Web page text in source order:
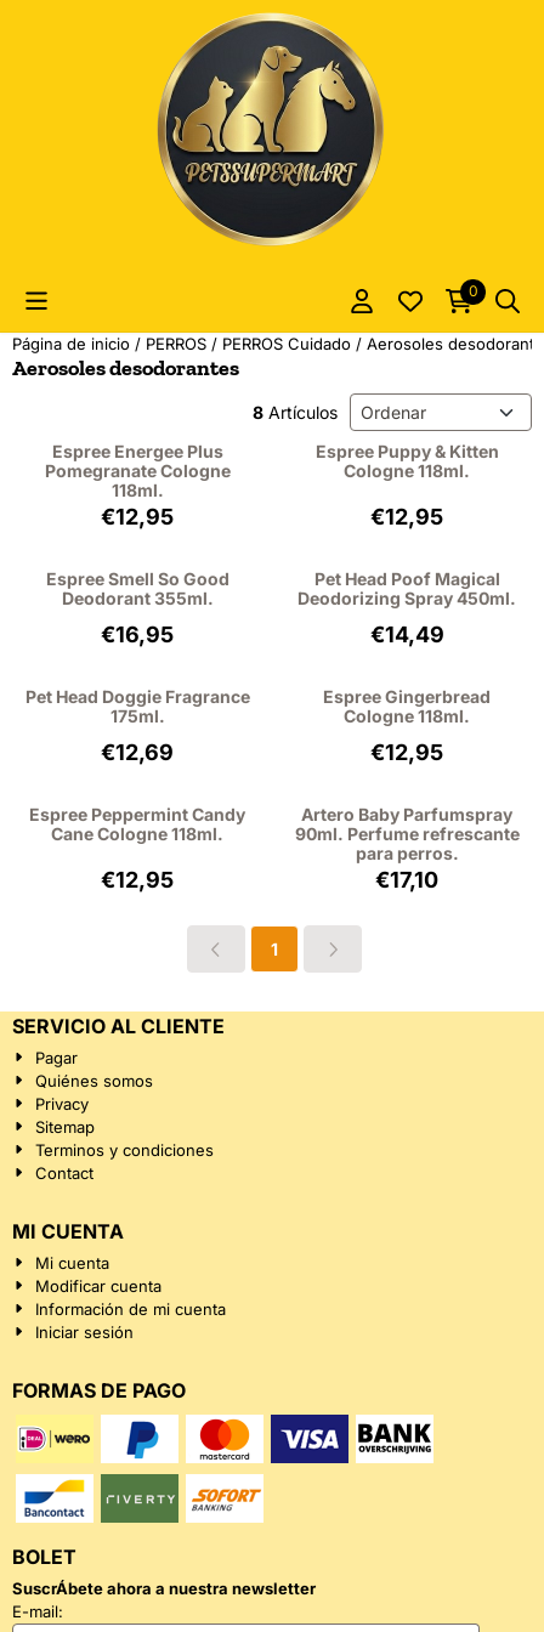
Las preferencias de cookies están actualmente cerradas.
0
Página de inicio / PERROS / PERROS Cuidado / Aerosoles
Aerosoles desodorantes
8 Artículos Método de ordenación
Espree Energee Plus
Pomegranate Cologne
118ml.
Precio: 12,95, sin IVA: 10,70
€12,95
Espree Puppy & Kitten
Cologne 118ml.
Precio: 12,95,
€12,95
Espree Smell So Good
Deodorant 355ml.
Precio: 16,95, sin IVA: 14,01
€16,95
Pet Head Poof Magical
Deodorizing Spray 450ml.
Precio: 14,49,
€14,49
Pet Head Doggie Fragrance
175ml.
Precio: 12,69, sin IVA: 10,49
€12,69
Espree Gingerbread
Cologne 118ml.
Precio: 12,95,
€12,95
Espree Peppermint Candy
Cane Cologne 118ml.
Precio: 12,95, sin IVA: 10,70
€12,95
Artero Baby Parfumspray
90ml. Perfume refrescante
para perros.
Precio: 17,10, sin
€17,10
1
SERVICIO AL CLIENTE
Pagar
Quiénes somos
Privacy
Sitemap
Terminos y condiciones
Contact
MI CUENTA
Mi cuenta
Modificar cuenta
Información de mi cuenta
Iniciar sesión
FORMAS DE PAGO
BOLET
SuscrÁ­bete ahora a nuestra newsletter
E-mail: